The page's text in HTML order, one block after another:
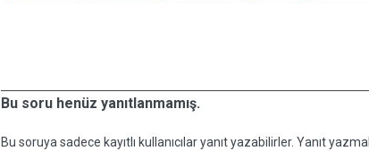
Bu soru henüz yanıtlanmamış.
Bu soruya sadece kayıtlı kullanıcılar yanıt yazabilirler. Yanıt